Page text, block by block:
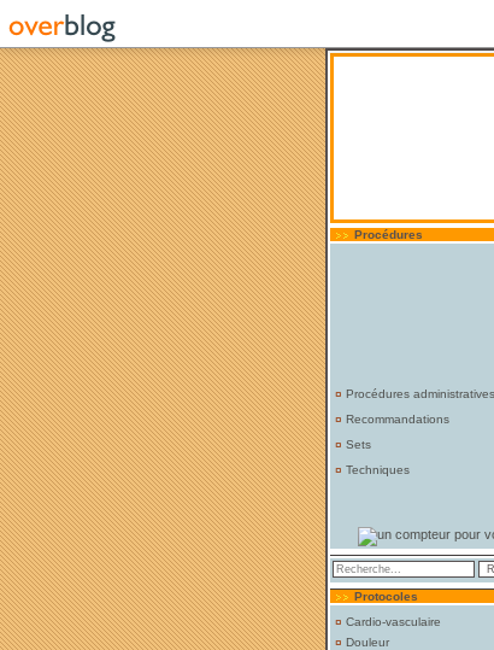
Procédures
¤ Procédures administratives
¤ Recommandations
¤ Sets
¤ Techniques
Protocoles
¤ Cardio-vasculaire
¤ Douleur